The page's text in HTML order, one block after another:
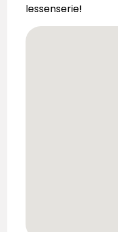
lessenserie!